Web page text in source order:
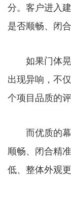
分。客户进入
是否顺畅、闭
如果门体晃
出现异响，不
个项目品质的评
而优质的幕
顺畅、闭合精
低、整体外观更